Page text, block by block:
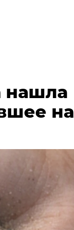
нашла
на